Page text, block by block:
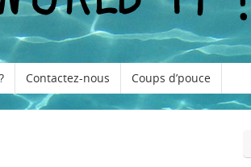
Contactez-nous Coups d’pouce